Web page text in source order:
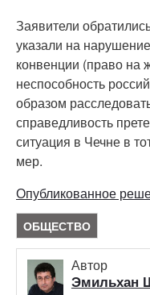
Заявители
указали на
конвенции (право на
неспособность
образом
справедливость
ситуация в Чечне в
мер.
Опубликованное
ОБЩЕСТВО
Автор
Эмильхан